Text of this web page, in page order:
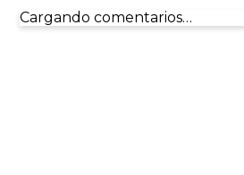
Cargando comentarios…